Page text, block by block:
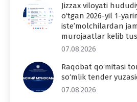
Jizzax viloyati
o‘tgan 2026-yil 1-
iste’molchilardan
murojaatlar kelib
07.08.2026
Raqobat qo‘mitasi
so‘mlik tender
07.08.2026